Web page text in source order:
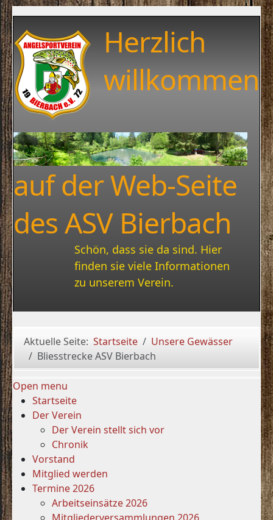
Herzlich
willkommen
auf der Web-Seite
des ASV Bierbach
Schön, dass sie da sind. Hier
finden sie viele Informationen
zu unserem Verein.
Aktuelle Seite: Startseite
Unsere Gewässer
Bliesstrecke ASV Bierbach
Open menu
Startseite
Der Verein
Der Verein stellt sich vor
Chronik
Vorstand
Mitglied werden
Termine 2026
Arbeitseinsätze 2026